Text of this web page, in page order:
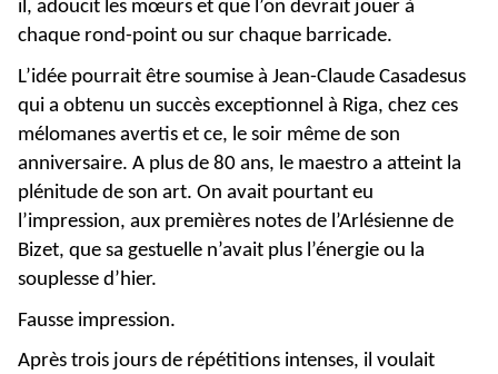
il, adoucit les mœurs et que l’on devrait jouer à
chaque rond-point ou sur chaque barricade.
L’idée pourrait être soumise à Jean-Claude Casadesus
qui a obtenu un succès exceptionnel à Riga, chez ces
mélomanes avertis et ce, le soir même de son
anniversaire. A plus de 80 ans, le maestro a atteint la
plénitude de son art. On avait pourtant eu
l’impression, aux premières notes de l’Arlésienne de
Bizet, que sa gestuelle n’avait plus l’énergie ou la
souplesse d’hier.
Fausse impression.
Après trois jours de répétitions intenses, il voulait